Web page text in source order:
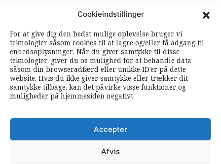
Cookieindstillinger
For at give dig den bedst mulige oplevelse bruger vi
teknologier såsom cookies til at lagre og/eller få adgang til
enhedsoplysninger. Når du giver samtykke til disse
teknologier, giver du os mulighed for at behandle data
såsom din browseradfærd eller unikke ID’er på dette
website. Hvis du ikke giver samtykke eller trækker dit
samtykke tilbage, kan det påvirke visse funktioner og
muligheder på hjemmesiden negativt.
Accepter
Afvis
SOUNDCLOUD RSS FEEDS
FØLG ARBEJDEREN